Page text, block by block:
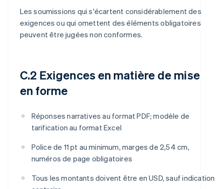
Les soumissions qui s'écartent considérablement des
exigences ou qui omettent des éléments obligatoires
peuvent être jugées non conformes.
C.2 Exigences en matière de mise
en forme
Réponses narratives au format PDF; modèle de
tarification au format Excel
Police de 11 pt au minimum, marges de 2,54 cm,
numéros de page obligatoires
Tous les montants doivent être en USD, sauf indication